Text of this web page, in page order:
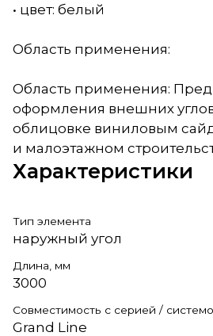
• цвет: белый
Область применения:
Область применения:
оформления внешних
облицовке виниловым
и малоэтажном
Характеристики
Тип элемента
наружный угол
Длина, мм
3000
Совместимость с серией /
Grand Line